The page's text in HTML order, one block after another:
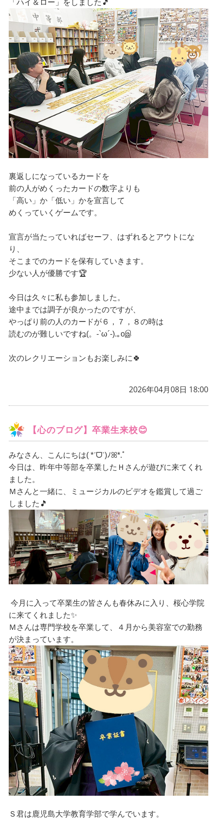
「ハイ＆ロー」をしました🎵
裏返しになっているカードを
前の人がめくったカードの数字よりも
「高い」か「低い」かを宣言して
めくっていくゲームです。
宣言が当たっていればセーフ、はずれるとアウトにな
り、
そこまでのカードを保有していきます。
少ない人が優勝です🏆
今日は久々に私も参加しました。
途中までは調子が良かったのですが、
やっぱり前の人のカードが６，７，８の時は
読むのが難しいですね(。-`ω´-).｡oஇ
次のレクリエーションもお楽しみに🍀
2026年04月08日 18:00
【心のブログ】卒業生来校😊
みなさん、こんにちは( *ˊᗜˋ)ﾉꕤ*.ﾟ
今日は、昨年中等部を卒業したＨさんが遊びに来てくれ
ました。
Ｍさんと一緒に、ミュージカルのビデオを鑑賞して過ご
しました🎵
今月に入って卒業生の皆さんも春休みに入り、桜心学院
に来てくれました✨
Ｍさんは専門学校を卒業して、４月から美容室での勤務
が決まっています。
Ｓ君は鹿児島大学教育学部で学んでいます。